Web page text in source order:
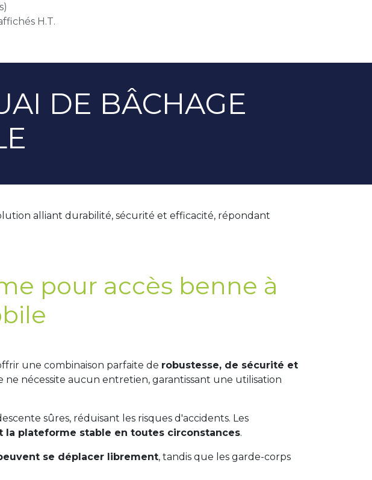
H.T.
DE BÂCHAGE
alliant durabilité, sécurité et efficacité, répondant
pour accès benne à
une combinaison parfaite de robustesse, de sécurité et
nécessite aucun entretien, garantissant une utilisation
sûres, réduisant les risques d'accidents. Les
la plateforme stable en toutes circonstances.
se déplacer librement, tandis que les garde-corps